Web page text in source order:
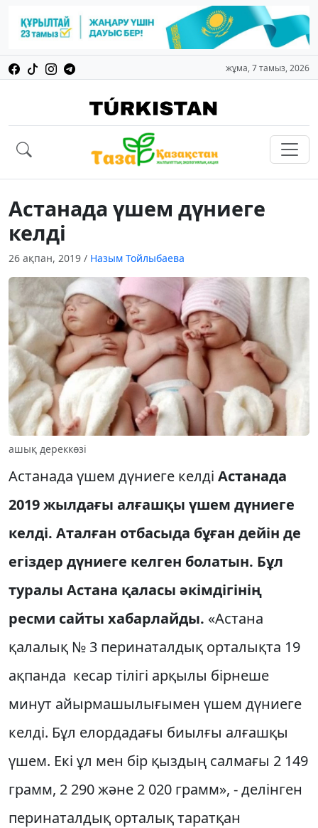
жұма, 7 тамыз, 2026
Астанада үшем дүниеге
келді
26 ақпан, 2019 / Назым Тойлыбаева
ашық дереккөзі
Астанада үшем дүниеге келді Астанада
2019 жылдағы алғашқы үшем дүниеге
келді. Аталған отбасыда бұған дейін де
егіздер дүниеге келген болатын. Бұл
туралы Астана қаласы әкімдігінің
ресми сайты хабарлайды. «Астана
қалалық № 3 перинаталдық орталықта 19
ақпанда кесар тілігі арқылы бірнеше
минут айырмашылығымен үшем дүниеге
келді. Бұл елордадағы биылғы алғашқы
үшем. Екі ұл мен бір қыздың салмағы 2 149
грамм, 2 290 және 2 020 грамм», - делінген
перинаталдық орталық таратқан